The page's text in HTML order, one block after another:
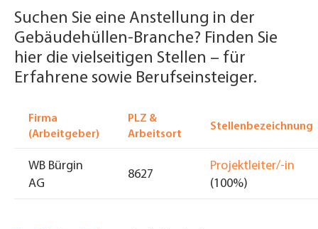
Suchen Sie eine Anstellung in der
Gebäudehüllen-Branche? Finden Sie
hier die vielseitigen Stellen – für
Erfahrene sowie Berufseinsteiger.
Firma
(Arbeitgeber)
PLZ &
Arbeitsort
Stellenbezeichnung
WB Bürgin
AG
8627
Projektleiter/-in
(100%)